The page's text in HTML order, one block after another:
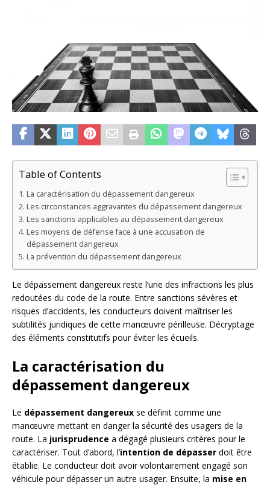
Table of Contents
La caractérisation du dépassement dangereux
Les circonstances aggravantes du dépassement dangereux
Les sanctions applicables au dépassement dangereux
Les moyens de défense face à une accusation de
dépassement dangereux
La prévention du dépassement dangereux
Le dépassement dangereux reste l’une des infractions les plus
redoutées du code de la route. Entre sanctions sévères et
risques d’accidents, les conducteurs doivent maîtriser les
subtilités juridiques de cette manœuvre périlleuse. Décryptage
des éléments constitutifs pour éviter les écueils.
La caractérisation du
dépassement dangereux
Le dépassement dangereux se définit comme une
manœuvre mettant en danger la sécurité des usagers de la
route. La jurisprudence a dégagé plusieurs critères pour le
caractériser. Tout d’abord, l’intention de dépasser doit être
établie. Le conducteur doit avoir volontairement engagé son
véhicule pour dépasser un autre usager. Ensuite, la mise en